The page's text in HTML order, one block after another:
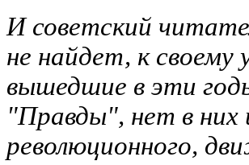
И советский
не найдет, к своему
вышедшие в эти
"Правды", нет в них
революционного,